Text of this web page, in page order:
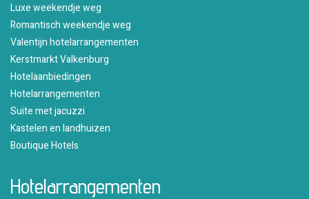
Luxe weekendje weg
Romantisch weekendje weg
Valentijn hotelarrangementen
Kerstmarkt Valkenburg
Hotelaanbiedingen
Hotelarrangementen
Suite met jacuzzi
Kastelen en landhuizen
Boutique Hotels
Hotelarrangementen